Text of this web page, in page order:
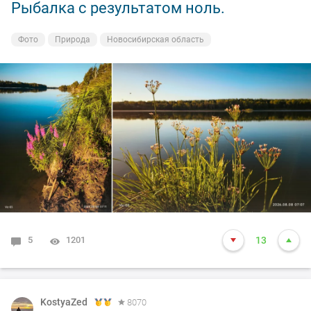
Рыбалка с результатом ноль.
Фото Природа Новосибирская область
5 1201 13
KostyaZed
8070